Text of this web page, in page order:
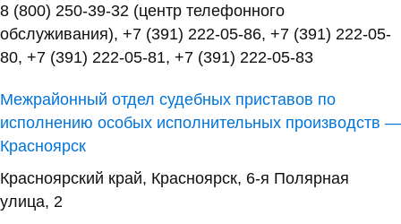
8 (800) 250-39-32 (центр телефонного
обслуживания), +7 (391) 222-05-86, +7 (391) 222-05-
80, +7 (391) 222-05-81, +7 (391) 222-05-83
Межрайонный отдел судебных приставов по
исполнению особых исполнительных производств —
Красноярск
Красноярский край, Красноярск, 6-я Полярная
улица, 2